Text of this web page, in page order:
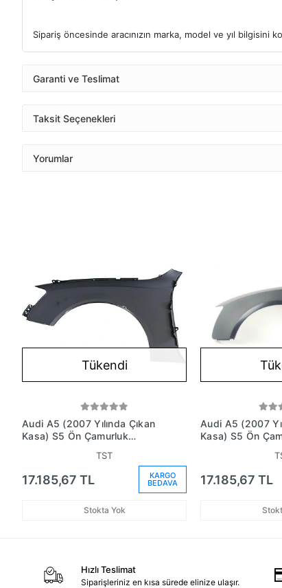
Sipariş öncesinde aracınızın marka, model ve yıl bilgisini
Garanti ve Teslimat
Taksit Seçenekleri
Yorumlar
Tükendi
Audi A5 (2007 Yılında Çıkan
Kasa) S5 Ön Çamurluk
TST
17.185,67 TL KARGO
BEDAVA
Stokta Yok
Audi A5 (2007
Kasa) S5 Ön
17.185,67 TL
Hızlı Teslimat
Siparişleriniz en kısa sürede elinize ulaşır.